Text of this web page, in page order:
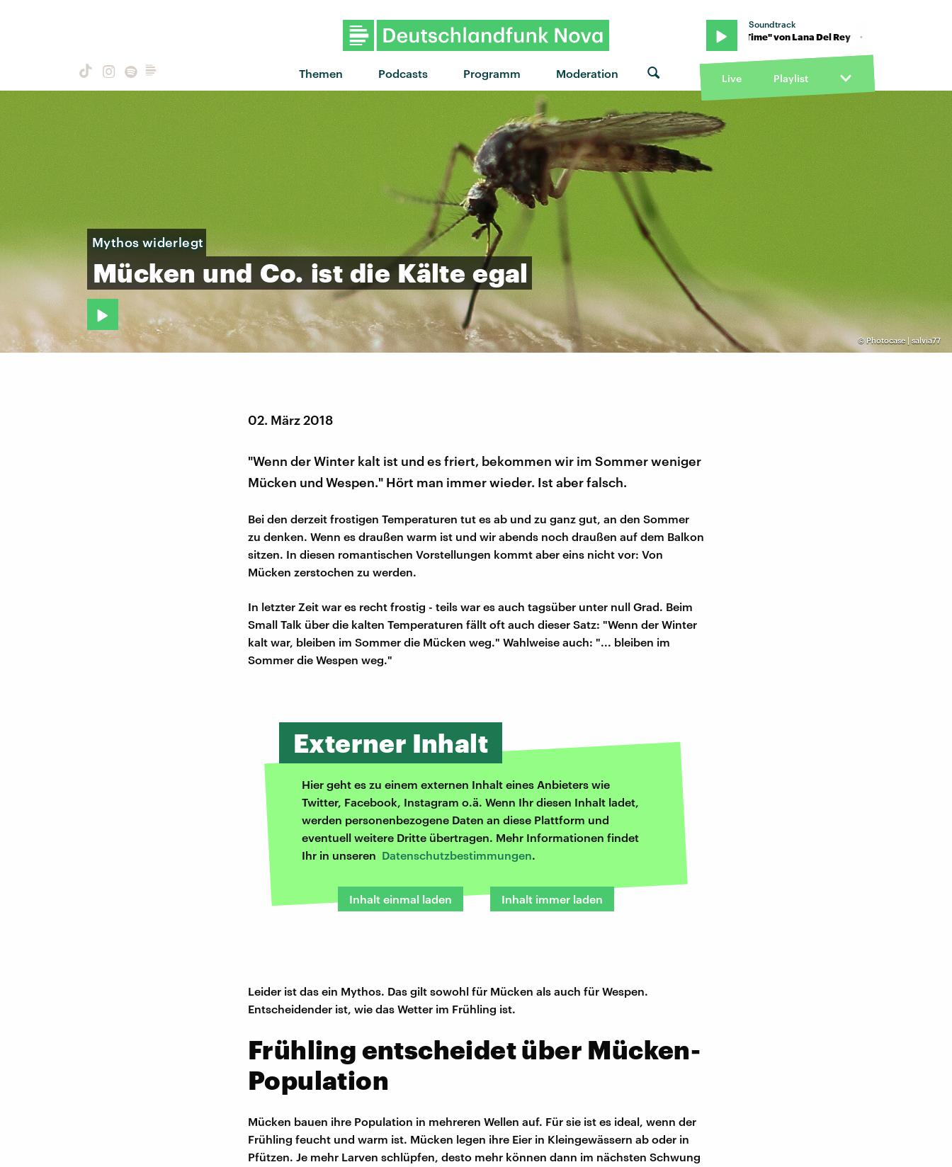
Themen Podcasts Programm Moderation
Soundtrack
"Doin' Time" von Lana Del Rey · "Doin' Time" von Lana Del Rey · "Doin' Time" von Lana Del
Live Playlist
©Photocase | salvia77
Mythos widerlegt
Mücken und Co. ist die Kälte egal
02. März 2018
"Wenn der Winter kalt ist und es friert, bekommen wir im Sommer weniger
Mücken und Wespen." Hört man immer wieder. Ist aber falsch.
Bei den derzeit frostigen Temperaturen tut es ab und zu ganz gut, an den Sommer
zu denken. Wenn es draußen warm ist und wir abends noch draußen auf dem Balkon
sitzen. In diesen romantischen Vorstellungen kommt aber eins nicht vor: Von
Mücken zerstochen zu werden.
In letzter Zeit war es recht frostig - teils war es auch tagsüber unter null Grad. Beim
Small Talk über die kalten Temperaturen fällt oft auch dieser Satz: "Wenn der Winter
kalt war, bleiben im Sommer die Mücken weg." Wahlweise auch: "... bleiben im
Sommer die Wespen weg."
Externer Inhalt
Hier geht es zu einem externen Inhalt eines Anbieters wie
Twitter, Facebook, Instagram o.ä. Wenn Ihr diesen Inhalt ladet,
werden personenbezogene Daten an diese Plattform und
eventuell weitere Dritte übertragen. Mehr Informationen findet
Ihr in unseren Datenschutzbestimmungen.
Inhalt einmal laden Inhalt immer laden
Leider ist das ein Mythos. Das gilt sowohl für Mücken als auch für Wespen.
Entscheidender ist, wie das Wetter im Frühling ist.
Frühling entscheidet über Mücken-
Population
Mücken bauen ihre Population in mehreren Wellen auf. Für sie ist es ideal, wenn der
Frühling feucht und warm ist. Mücken legen ihre Eier in Kleingewässern ab oder in
Pfützen. Je mehr Larven schlüpfen, desto mehr können dann im nächsten Schwung